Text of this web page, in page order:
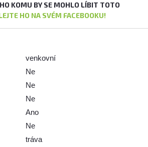
KOMU BY SE MOHLO LÍBIT TOTO
HO NA SVÉM FACEBOOKU!
venkovní
Ne
Ne
Ne
Ano
Ne
tráva